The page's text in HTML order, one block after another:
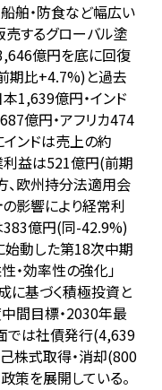
舶・防食など幅広い
するグローバル塗
億円を底に回復
期比+4.7%)と過去
1,639億円・インド
億円・アフリカ474
ンドは売上の約
利益は521億円(前期
、欧州持分法適用会
影響により経常利
億円(同-42.9%)
始動した第18次中期
・効率性の強化」
に基づく積極投資と
間目標・2030年最
では社債発行(4,639
株式取得・消却(800
策を展開している。